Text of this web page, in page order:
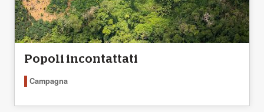
Popoli incontattati
Campagna